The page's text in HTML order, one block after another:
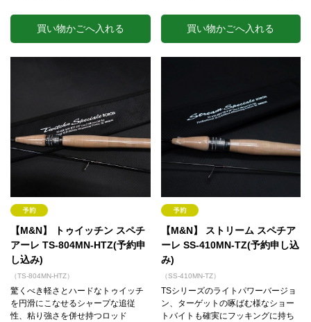
買い物かごへ入れる 買い物かごへ入れる
【M&N】 トゥイッチン スペチ
アーレ TS-804MN-HTZ(予約申
し込み)
（TS-804MN-HTZ）
驚くべき軽さとハードなトゥイッチ
を円滑にこなせるシャープな追従
性、粘り強さを併せ持つロッド
【M&N】 ストリーム スペチア
ーレ SS-410MN-TZ(予約申し込
み)
（SS-410MN-TZ）
TSシリーズのライトパワーバージョ
ン、ターゲットの啄ばむ様なショー
トバイトも確実にフッキングに持ち